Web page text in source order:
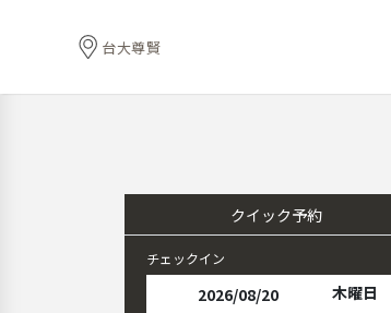
台大尊賢
クイック予約
チェックイン
木曜日